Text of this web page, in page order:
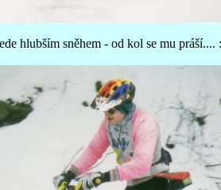
hlubším sněhem - od kol se mu práší....